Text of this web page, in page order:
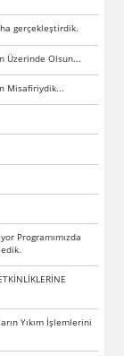
gerçekleştirdik.
Üzerinde Olsun...
Misafiriydik...
Programımızda
Yıkım İşlemlerini